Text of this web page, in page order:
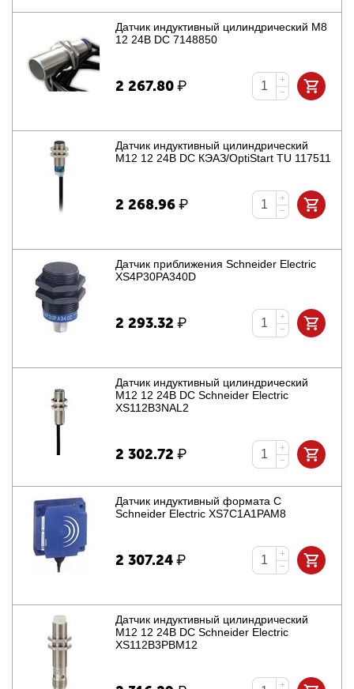
Датчик индуктивный цилиндрический M8
12 24В DC 7148850
2 267.80₽
+
−
Датчик индуктивный цилиндрический
M12 12 24В DC КЭАЗ/OptiStart TU 117511
2 268.96₽
+
−
Датчик приближения Schneider Electric
XS4P30PA340D
2 293.32 ₽
+
−
Датчик индуктивный цилиндрический
M12 12 24В DC Schneider Electric
XS112B3NAL2
2 302.72 ₽
+
−
Датчик индуктивный формата С
Schneider Electric XS7C1A1PAM8
2 307.24₽
+
−
Датчик индуктивный цилиндрический
M12 12 24В DC Schneider Electric
XS112B3PBM12
+